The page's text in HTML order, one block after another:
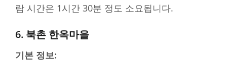
람 시간은 1시간 30분 정도 소요됩니다.
6. 북촌 한옥마을
기본 정보: